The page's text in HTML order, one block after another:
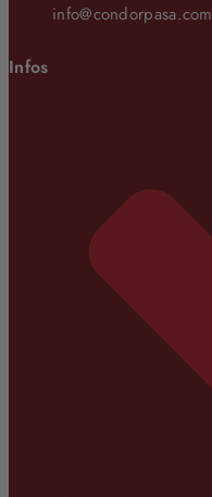
info@condorpasa.com
Infos